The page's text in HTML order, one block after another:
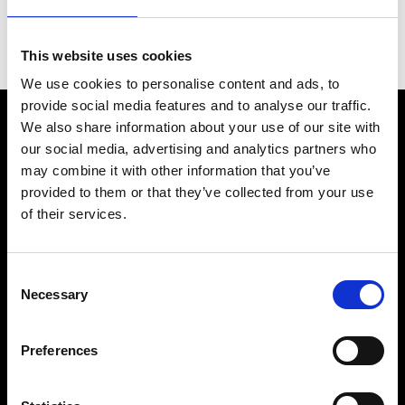
This website uses cookies
We use cookies to personalise content and ads, to
provide social media features and to analyse our traffic.
We also share information about your use of our site with
our social media, advertising and analytics partners who
may combine it with other information that you’ve
provided to them or that they’ve collected from your use
of their services.
Selection
Necessary
Preferences
vuoto o comprimere l’aria utilizzata nelle
moderne macchine.
SEDE AMMINISTRATIVA